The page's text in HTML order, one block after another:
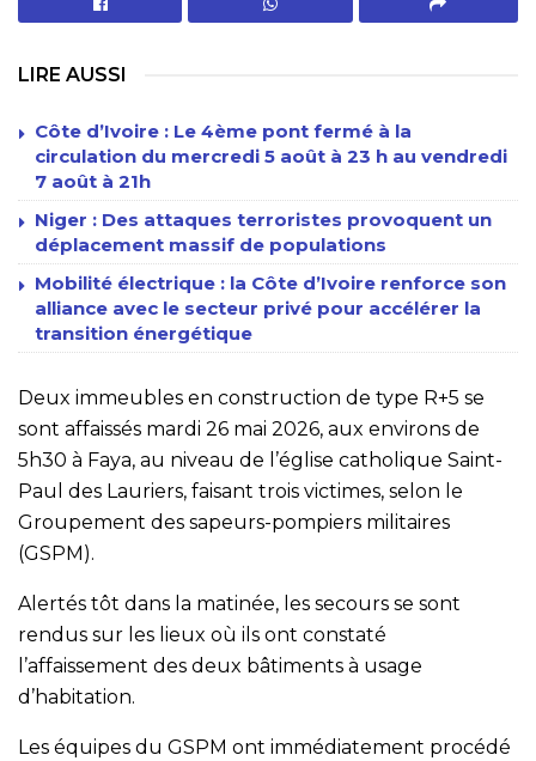
LIRE AUSSI
Côte d’Ivoire : Le 4ème pont fermé à la
circulation du mercredi 5 août à 23 h au vendredi
7 août à 21h
Niger : Des attaques terroristes provoquent un
déplacement massif de populations
Mobilité électrique : la Côte d’Ivoire renforce son
alliance avec le secteur privé pour accélérer la
transition énergétique
Deux immeubles en construction de type R+5 se
sont affaissés mardi 26 mai 2026, aux environs de
5h30 à Faya, au niveau de l’église catholique Saint-
Paul des Lauriers, faisant trois victimes, selon le
Groupement des sapeurs-pompiers militaires
(GSPM).
Alertés tôt dans la matinée, les secours se sont
rendus sur les lieux où ils ont constaté
l’affaissement des deux bâtiments à usage
d’habitation.
Les équipes du GSPM ont immédiatement procédé